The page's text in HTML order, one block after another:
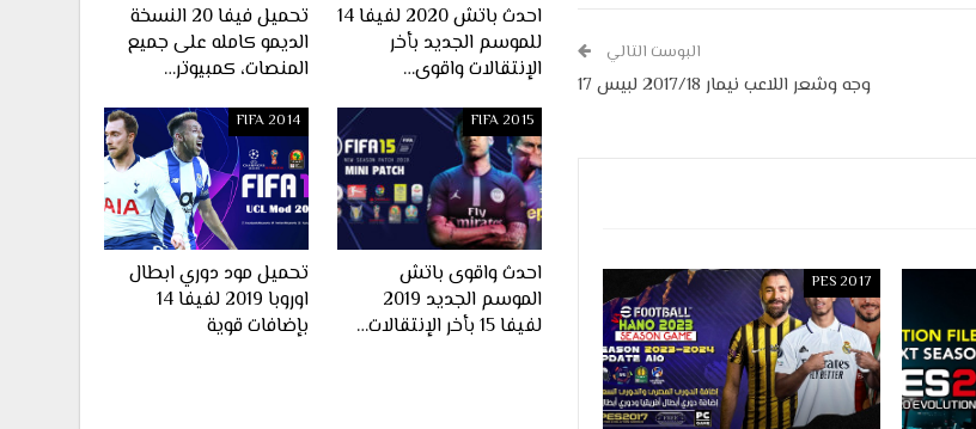
البوست التالي
وجه وشعر اللاعب نيمار 2017/18 لبيس 17
PES 2017
احدث باتش 2020 لفيفا 14
للموسم الجديد بأخر
الإنتقالات واقوى…
تحميل فيفا 20 النسخة
الديمو كامله على جميع
المنصات، كمبيوتر…
FIFA 2015
احدث واقوى باتش
الموسم الجديد 2019
لفيفا 15 بأخر الإنتقالات…
FIFA 2014
تحميل مود دوري ابطال
اوروبا 2019 لفيفا 14
بإضافات قوية